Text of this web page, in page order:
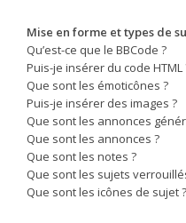
Mise en forme et types de
Qu’est-ce que le BBCode ?
Puis-je insérer du code HTML
Que sont les émoticônes ?
Puis-je insérer des images ?
Que sont les annonces
Que sont les annonces ?
Que sont les notes ?
Que sont les sujets
Que sont les icônes de sujet ?